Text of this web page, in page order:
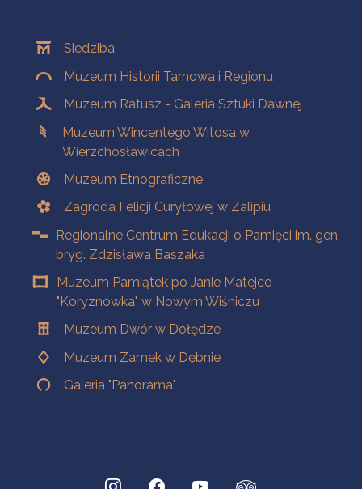
Siedziba
Muzeum Historii Tarnowa i Regionu
Muzeum Ratusz - Galeria Sztuki Dawnej
Muzeum Wincentego Witosa w
Wierzchosławicach
Muzeum Etnograficzne
Zagroda Felicji Curyłowej w Zalipiu
Regionalne Centrum Edukacji o Pamięci im. gen.
bryg. Zdzisława Baszaka
Muzeum Pamiątek po Janie Matejce
"Koryznówka" w Nowym Wiśniczu
Muzeum Dwór w Dołędze
Muzeum Zamek w Dębnie
Galeria "Panorama"